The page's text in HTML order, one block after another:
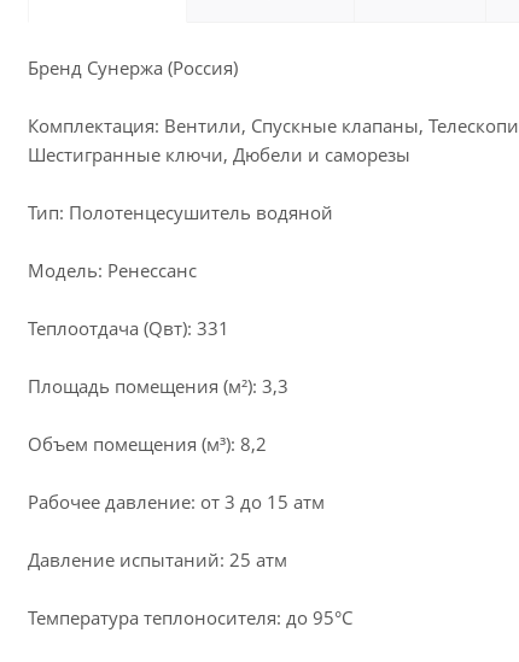
Бренд Сунержа (Россия)
Комплектация: Вентили, Спускные клапаны,
Шестигранные ключи, Дюбели и саморезы
Тип: Полотенцесушитель водяной
Модель: Ренессанс
Теплоотдача (Qвт): 331
Площадь помещения (м²): 3,3
Объем помещения (м³): 8,2
Рабочее давление: от 3 до 15 атм
Давление испытаний: 25 атм
Температура теплоносителя: до 95°С